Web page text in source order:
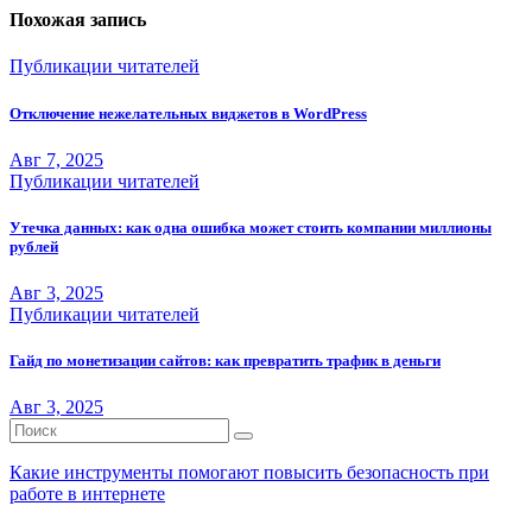
Похожая запись
Публикации читателей
Отключение нежелательных виджетов в WordPress
Авг 7, 2025
Публикации читателей
Утечка данных: как одна ошибка может стоить компании миллионы
рублей
Авг 3, 2025
Публикации читателей
Гайд по монетизации сайтов: как превратить трафик в деньги
Авг 3, 2025
Какие инструменты помогают повысить безопасность при
работе в интернете